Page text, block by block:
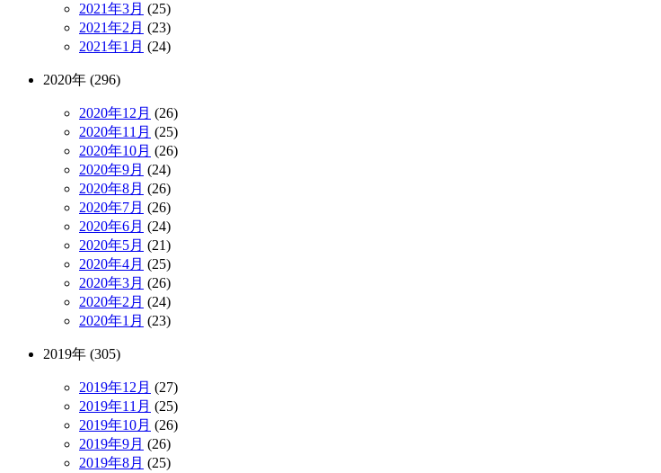
2021年3月 (25)
2021年2月 (23)
2021年1月 (24)
2020年 (296)
2020年12月 (26)
2020年11月 (25)
2020年10月 (26)
2020年9月 (24)
2020年8月 (26)
2020年7月 (26)
2020年6月 (24)
2020年5月 (21)
2020年4月 (25)
2020年3月 (26)
2020年2月 (24)
2020年1月 (23)
2019年 (305)
2019年12月 (27)
2019年11月 (25)
2019年10月 (26)
2019年9月 (26)
2019年8月 (25)